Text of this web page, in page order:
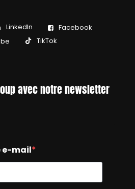
LinkedIn
Facebook
TikTok
avec notre newsletter
e-mail